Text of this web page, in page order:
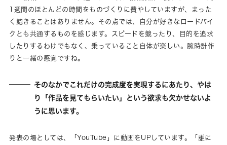
1週間のほとんどの時間をものづくりに費やしていますが、まった
く飽きることはありません。その点では、自分が好きなロードバイ
クとも共通するものを感じます。スピードを競ったり、目的を追求
したりするわけでもなく、乗っていること自体が楽しい。腕時計作
りと一緒の感覚ですね。
そのなかでこれだけの完成度を実現するにあたり、やは
り「作品を見てもらいたい」という欲求も欠かせないよ
うに思います。
発表の場としては、「YouTube」に動画をUPしています。「誰に